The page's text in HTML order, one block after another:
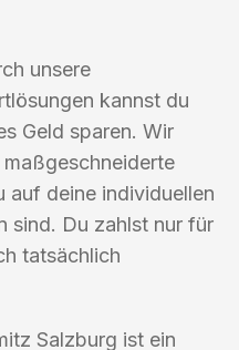
unsere
kannst du
Geld sparen. Wir
auf deine individuellen
sind. Du zahlst nur für
tatsächlich
Salzburg ist ein